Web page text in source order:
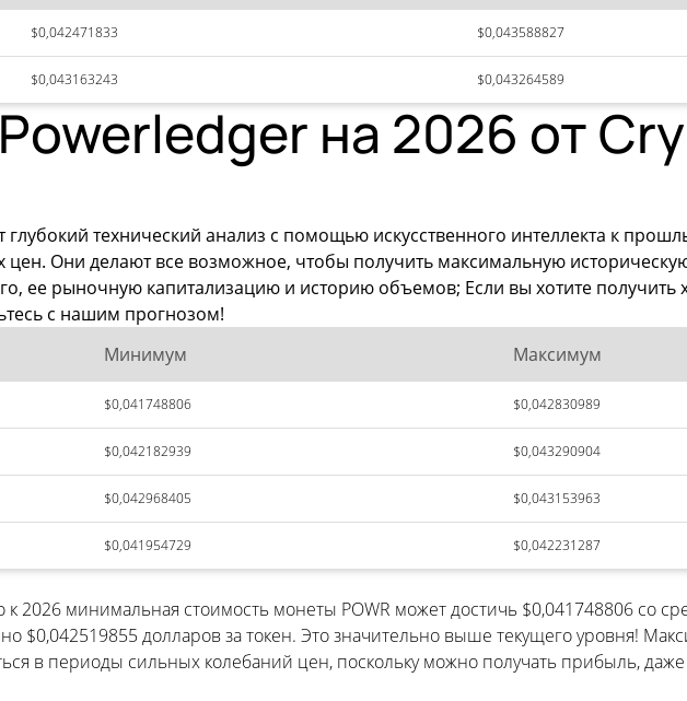
$0,042471833 $0,043588827
$0,043163243 $0,043264589
на 2026 от
технический анализ с помощью искусственного интеллекта к
цен. Они делают все возможное, чтобы получить максимальную
ее рыночную капитализацию и историю объемов; Если вы хотите
с нашим прогнозом!
Минимум Максимум
$0,041748806 $0,042830989
$0,042182939 $0,043290904
$0,042968405 $0,043153963
$0,041954729 $0,042231287
2026 минимальная стоимость монеты POWR может достичь $0,041748806 со
долларов за токен. Это значительно выше текущего уровня!
в периоды сильных колебаний цен, поскольку можно получать прибыль, даже